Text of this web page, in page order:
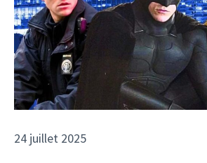
24 juillet 2025